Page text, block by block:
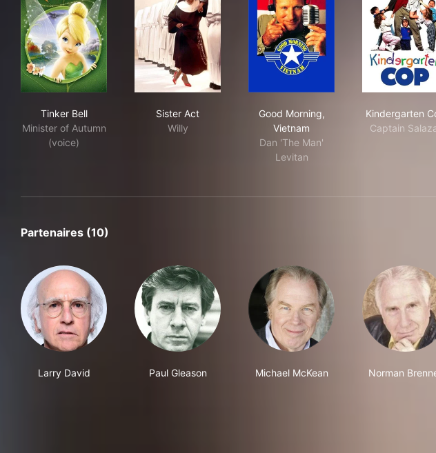
Tinker Bell
Minister of Autumn
(voice)
Sister Act
Willy
Good Morning,
Vietnam
Dan 'The Man'
Levitan
Kindergarten
Captain
Partenaires (10)
Larry David Paul Gleason Michael McKean Norman